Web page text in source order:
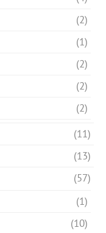
(2)
(1)
(2)
(2)
(2)
(11)
(13)
(57)
(1)
(10)